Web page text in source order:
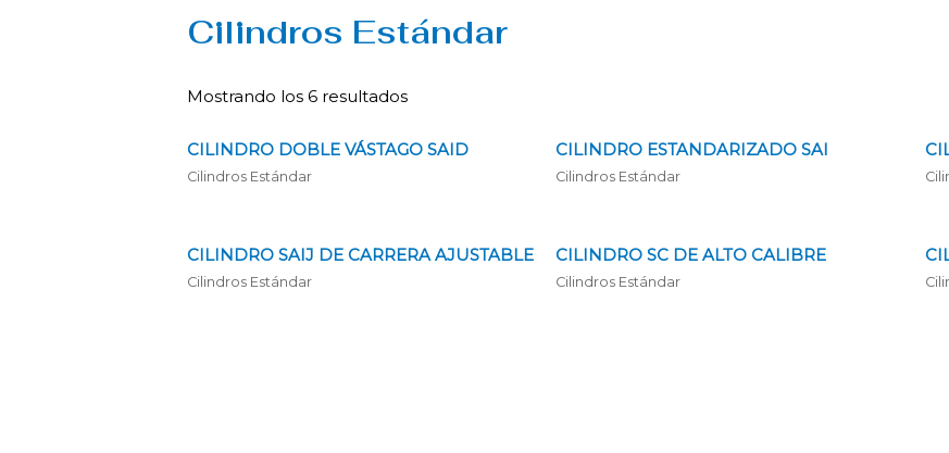
Cilindros Estándar
Mostrando los 6 resultados
CILINDRO DOBLE VÁSTAGO SAID
Cilindros Estándar
CILINDRO ESTANDARIZADO SAI
Cilindros Estándar
CILINDRO SAIJ DE CARRERA AJUSTABLE
Cilindros Estándar
CILINDRO SC DE ALTO CALIBRE
Cilindros Estándar